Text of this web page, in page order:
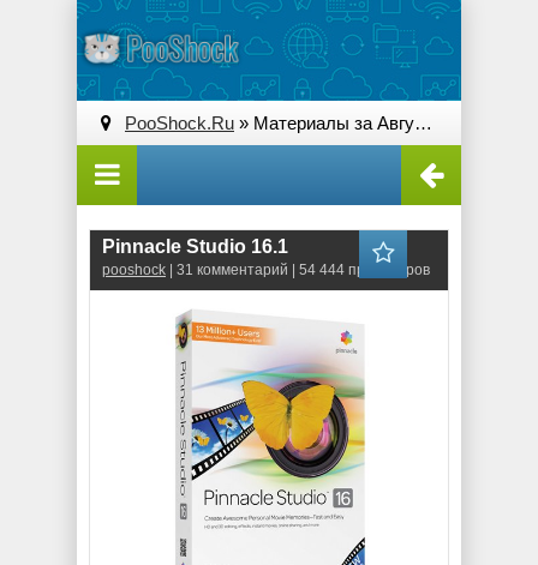
PooShock.Ru » Материалы за Август 2012 года
Pinnacle Studio 16.1
pooshock | 31 комментарий | 54 444 просмотров